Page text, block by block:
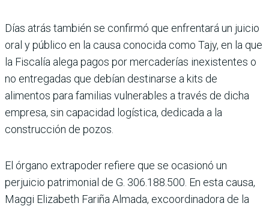
Días atrás también se con­firmó que enfrentará un juicio
oral y público en la causa conocida como Tajy, en la que
la Fiscalía alega pagos por mercaderías inexistentes o
no entrega­das que debían destinarse a kits de
alimentos para fami­lias vulnerables a través de dicha
empresa, sin capaci­dad logística, dedicada a la
construcción de pozos.
El órgano extrapoder refiere que se ocasionó un
perjuicio patrimonial de G. 306.188.500. En esta causa,
Maggi Elizabeth Fariña Almada, excoordi­nadora de la